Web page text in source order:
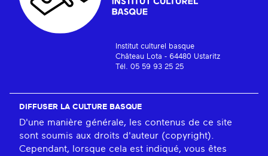
Institut culturel basque
Château Lota - 64480 Ustaritz
Tél. 05 59 93 25 25
DIFFUSER LA CULTURE BASQUE
D'une manière générale, les contenus de ce site
sont soumis aux droits d'auteur (copyright).
Cependant, lorsque cela est indiqué, vous êtes